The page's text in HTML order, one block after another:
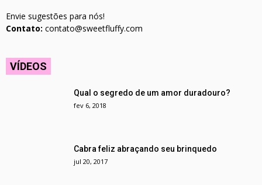
Envie sugestões para nós!
Contato: contato@sweetfluffy.com
VÍDEOS
Qual o segredo de um amor duradouro?
fev 6, 2018
Cabra feliz abraçando seu brinquedo
jul 20, 2017